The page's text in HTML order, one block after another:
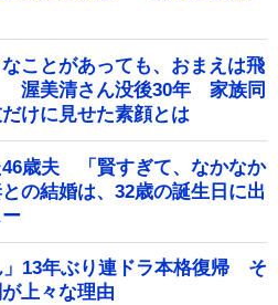
なことがあっても、おまえは飛
渥美清さん没後30年 家族同
けに見せた素顔とは
歳夫 「賢すぎて、なかなか
の結婚は、32歳の誕生日に出
」13年ぶり連ドラ本格復帰 そ
上々な理由